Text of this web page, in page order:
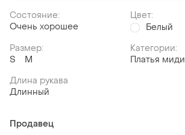
Состояние:
Очень хорошее
Цвет:
Белый
Размер:
S
M
Категории:
Платья миди
Длина рукава
Длинный
Продавец